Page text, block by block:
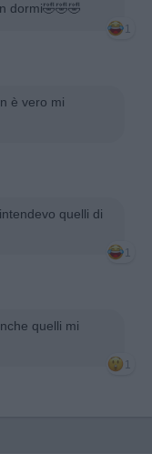
dormi🤣🤣🤣
1
è vero mi
quelli di
1
quelli mi
1